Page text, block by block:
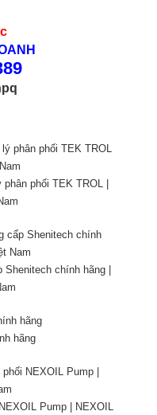
phối TEK TROL |
chính hãng |
hãng
Pump | NEXOIL